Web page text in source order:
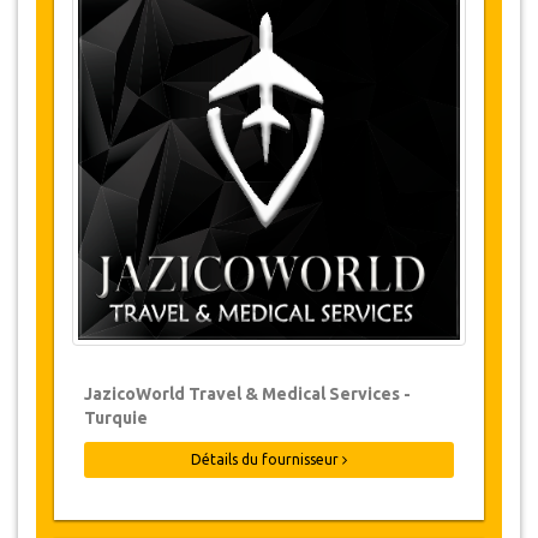
Détails du Tour
JazicoWorld vous propose une sortie en mer
vers une île voisine magique, lieu d’immigration
des flamands roses. Des plages vierges à perte
de vue et un lieu paradisiaque. Le départ se fait
le matin vers le port de Houmt Souk où un
bateau pirate vous embarquera vers la
presqu’île. Vous aurez du temps libre pour vous
baigner avant de déjeuner sur place, un repas
préparé par toute l’équipe de navigation qui ne
manquera pas d’animer votre après-midi,
Retour au port de Houmt Souk puis à votre
hôtel.
Modifications & Politique d'annulation
Des modifications aux réservations
donné. Veuillez nous contacter pour plus
d'informations.
Pour toute annulation, au moins 3 jours à
l'avance il n'y aura pas de frais même si la
d'une réservation ne peut être faite que
JazicoWorld Travel & Medical Services -
Turquie
Détails du fournisseur